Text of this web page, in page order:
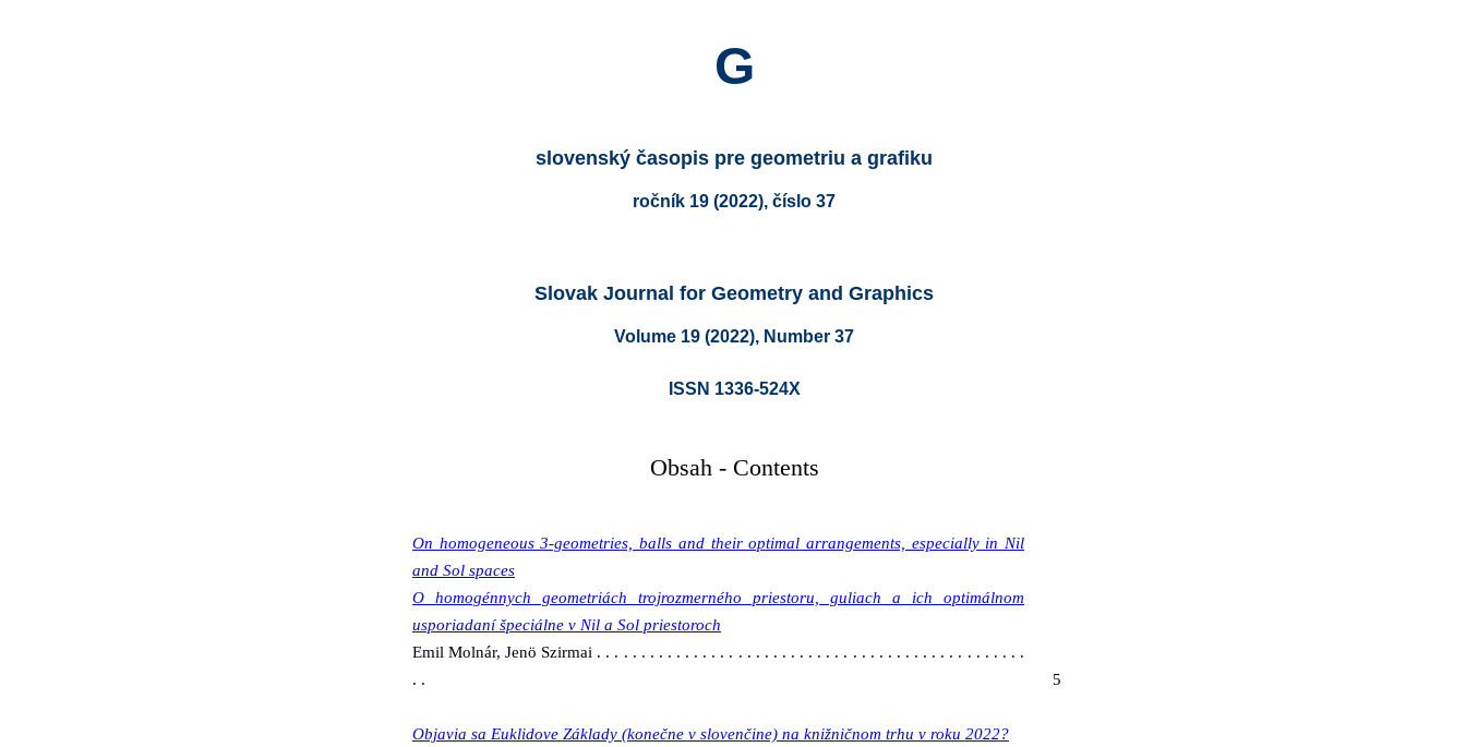
G
slovenský časopis pre geometriu a grafiku
ročník 19 (2022), číslo 37
Slovak Journal for Geometry and Graphics
Volume 19 (2022), Number 37
ISSN 1336-524X
Obsah- Contents
On homogeneous 3-geometries, balls and their optimal arrangements, especially in Nil
and Sol spaces
O homogénnych geometriách trojrozmerného priestoru, guliach a ich optimálnom
usporiadaní špeciálne v Nil a Sol priestoroch
Emil Molnár, Jenö Szirmai . . . . . . . . . . . . . . . . . . . . . . . . . . . . . . . . . . . . . . . . . . . . . . . . .
. .
5
Objavia sa Euklidove Základy (konečne v slovenčine) na knižničnom trhu v roku 2022?